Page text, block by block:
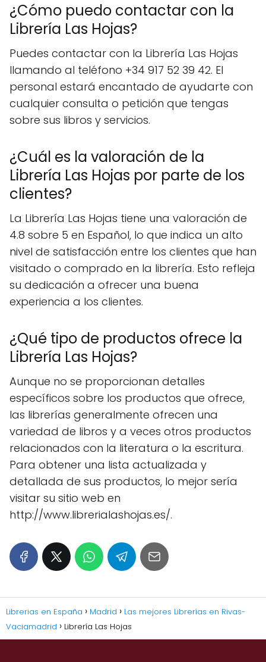
¿Cómo puedo contactar con la
Librería Las Hojas?
Puedes contactar con la Librería Las Hojas
llamando al teléfono +34 917 52 39 42. El
personal estará encantado de ayudarte con
cualquier consulta o petición que tengas
sobre sus libros y servicios.
¿Cuál es la valoración de la
Librería Las Hojas por parte de los
clientes?
La Librería Las Hojas tiene una valoración de
4.8 sobre 5 en Español, lo que indica un alto
nivel de satisfacción entre los clientes que han
visitado o comprado en la librería. Esto refleja
su dedicación a ofrecer una buena
experiencia a los clientes.
¿Qué tipo de productos ofrece la
Librería Las Hojas?
Aunque no se proporcionan detalles
específicos sobre los productos que ofrece,
las librerías generalmente ofrecen una
variedad de libros y a veces otros productos
relacionados con la literatura o la escritura.
Para obtener una lista actualizada y
detallada de sus productos, lo mejor sería
visitar su sitio web en
http://www.librerialashojas.es/.
Librerias en España Madrid
Las mejores Librerías en Rivas-
Vaciamadrid
Librería Las Hojas